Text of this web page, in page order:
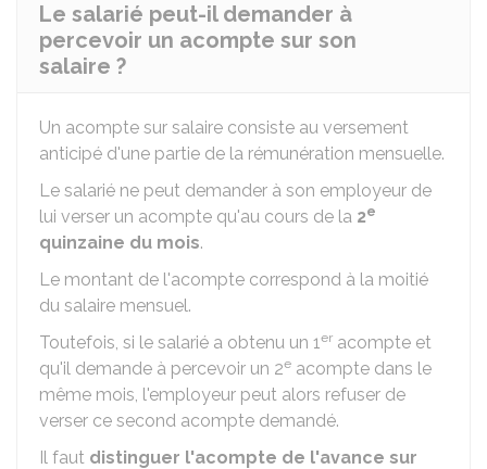
Le salarié peut-il demander à
percevoir un acompte sur son
salaire ?
Un acompte sur salaire consiste au versement
anticipé d'une partie de la rémunération mensuelle.
Le salarié ne peut demander à son employeur de
lui verser un acompte qu'au cours de la 2e
quinzaine du mois.
Le montant de l'acompte correspond à la moitié
du salaire mensuel.
Toutefois, si le salarié a obtenu un 1er acompte et
qu'il demande à percevoir un 2e acompte dans le
même mois, l'employeur peut alors refuser de
verser ce second acompte demandé.
Il faut distinguer l'acompte de l'avance sur